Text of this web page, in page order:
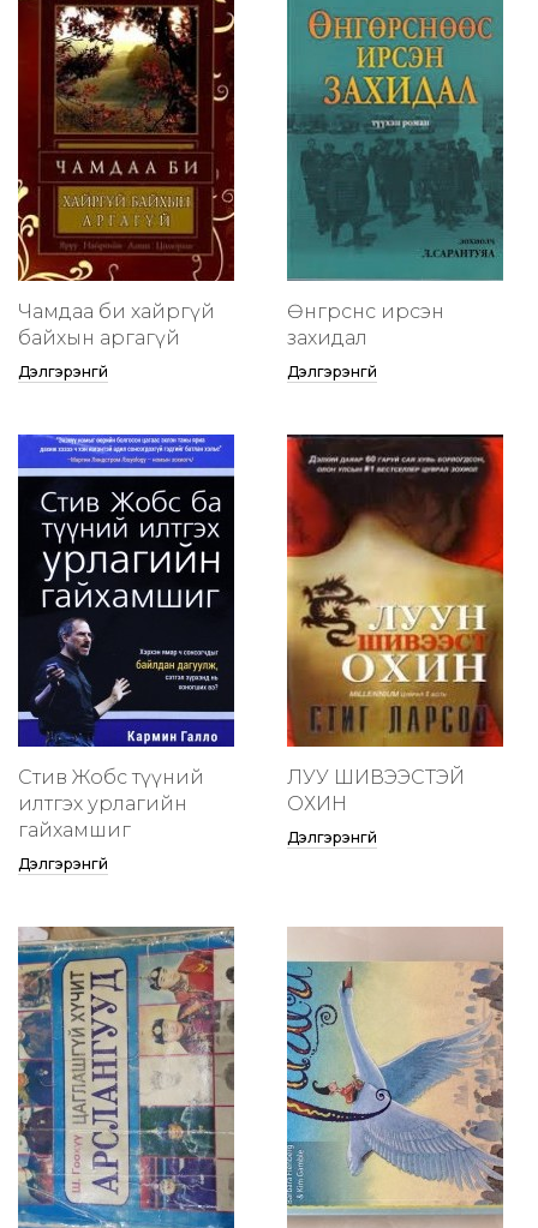
Чамдаа би хайргүй
байхын аргагүй
Дэлгэрэнгүй
Өнгөрснөөс ирсэн
захидал
Дэлгэрэнгүй
Стив Жобс түүний
илтгэх урлагийн
гайхамшиг
Дэлгэрэнгүй
ЛУУ ШИВЭЭСТЭЙ
ОХИН
Дэлгэрэнгүй